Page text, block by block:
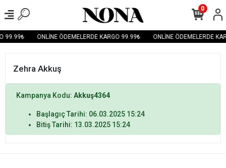
99.99₺ ONLİNE ÖDEMELERDE KARGO 99.99₺ ONLİNE ÖDEMELERDE
0
Zehra Akkuş
Kampanya Kodu: Akkuş4364
Başlagıç Tarihi: 06.03.2025 15:24
Bitiş Tarihi: 13.03.2025 15:24